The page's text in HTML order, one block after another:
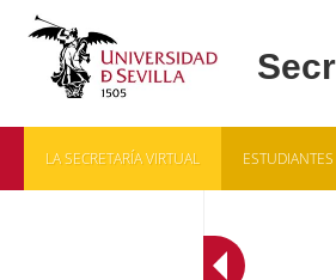
LA SECRETARÍA VIRTUAL ESTUDIANTES